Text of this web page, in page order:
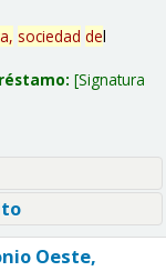
sociedad del
Signatura
Oeste,